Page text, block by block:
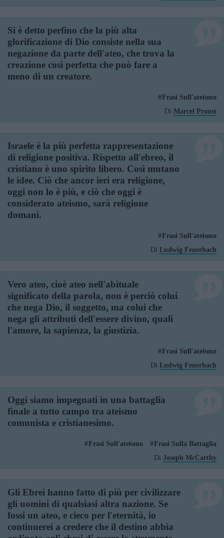
Si è detto perfino che la più alta
glorificazione di Dio consiste nella sua
negazione da parte dell'ateo, che trova la
creazione così perfetta che può fare a
meno di un creatore.
Frasi Sull'ateismo
Di Marcel Proust
Israele è la più perfetta rappresentazione
di religione positiva. Rispetto all'ebreo, il
cristiano è uno spirito libero. Così mutano
le idee. Ciò che ancor ieri era religione,
oggi non lo è più, e ciò che oggi è
considerato ateismo, sarà religione
domani.
Frasi Sull'ateismo
Di Ludwig Feuerbach
Vero ateo, cioè ateo nell'abituale
significato della parola, non è perciò colui
che nega Dio, il soggetto, ma colui che
nega gli attributi dell'essere divino, quali
l'amore, la sapienza, la giustizia.
Frasi Sull'ateismo
Di Ludwig Feuerbach
Oggi siamo impegnati in una battaglia
finale a tutto campo tra ateismo
comunista e cristianesimo.
Frasi Sull'ateismo
Frasi Sulla Battaglia
Di Joseph McCarthy
Gli Ebrei hanno fatto di più per civilizzare
gli uomini di qualsiasi altra nazione. Se
fossi un ateo, e cieco per l'eternità, io
continuerei a credere che il destino abbia